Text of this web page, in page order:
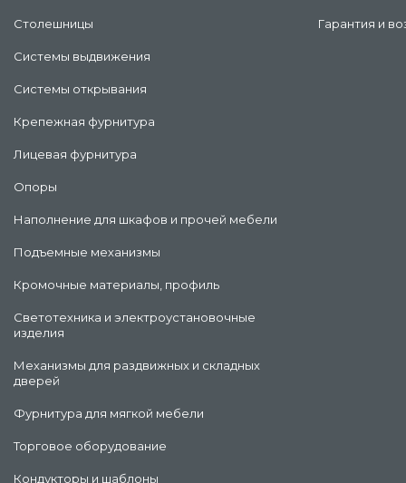
Столешницы
Системы выдвижения
Системы открывания
Крепежная фурнитура
Лицевая фурнитура
Опоры
Наполнение для шкафов и прочей мебели
Подъемные механизмы
Кромочные материалы, профиль
Светотехника и электроустановочные
изделия
Механизмы для раздвижных и складных
дверей
Фурнитура для мягкой мебели
Торговое оборудование
Кондукторы и шаблоны
Гарантия и